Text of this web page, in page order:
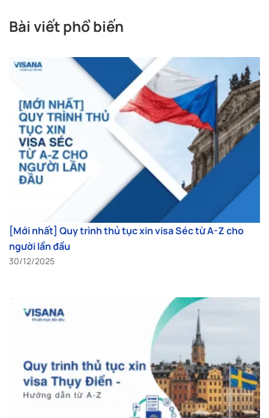
Bài viết phổ biến
[Mới nhất] Quy trình thủ tục xin visa Séc từ A-Z cho
người lần đầu
30/12/2025